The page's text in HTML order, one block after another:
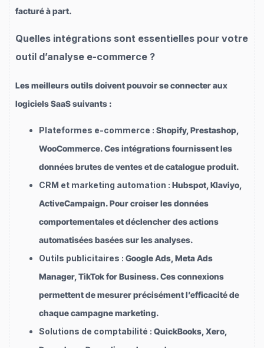
facturé à part.
Quelles intégrations sont essentielles pour votre
outil d’analyse e-commerce ?
Les meilleurs outils doivent pouvoir se connecter aux
logiciels SaaS suivants :
Plateformes e-commerce : Shopify, Prestashop,
WooCommerce. Ces intégrations fournissent les
données brutes de ventes et de catalogue produit.
CRM et marketing automation : Hubspot, Klaviyo,
ActiveCampaign. Pour croiser les données
comportementales et déclencher des actions
automatisées basées sur les analyses.
Outils publicitaires : Google Ads, Meta Ads
Manager, TikTok for Business. Ces connexions
permettent de mesurer précisément l’efficacité de
chaque campagne marketing.
Solutions de comptabilité : QuickBooks, Xero,